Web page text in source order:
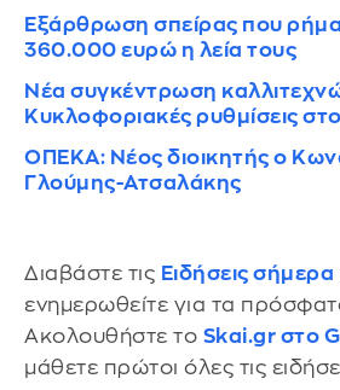
Εξάρθρωση σπείρας που
360.000 ευρώ η λεία τους
Νέα συγκέντρωση
Κυκλοφοριακές ρυθμίσεις
ΟΠΕΚΑ: Νέος διοικητής ο
Γλούμης-Ατσαλάκης
Διαβάστε τις Ειδήσεις σήμερα
ενημερωθείτε για τα
Ακολουθήστε το Skai.gr στο
μάθετε πρώτοι όλες τις